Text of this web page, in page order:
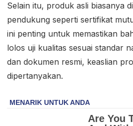
Selain itu, produk asli biasanya
pendukung seperti sertifikat
ini penting untuk memastikan
lolos uji kualitas sesuai standar
dan dokumen resmi, keaslian
dipertanyakan.